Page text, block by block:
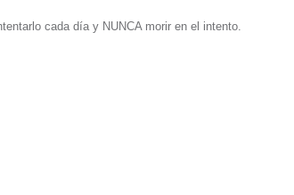
cada día y NUNCA morir en el intento.